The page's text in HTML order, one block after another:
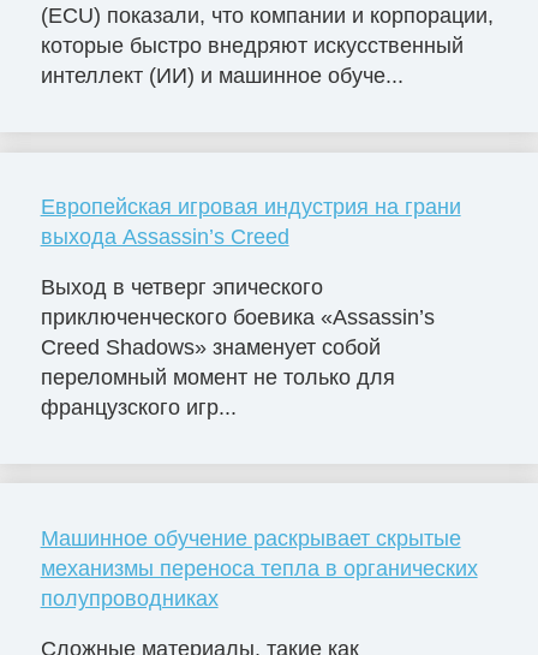
(ECU) показали, что компании и корпорации,
которые быстро внедряют искусственный
интеллект (ИИ) и машинное обуче...
Европейская игровая индустрия на грани
выхода Assassin’s Creed
Выход в четверг эпического
приключенческого боевика «Assassin’s
Creed Shadows» знаменует собой
переломный момент не только для
французского игр...
Машинное обучение раскрывает скрытые
механизмы переноса тепла в органических
полупроводниках
Сложные материалы, такие как